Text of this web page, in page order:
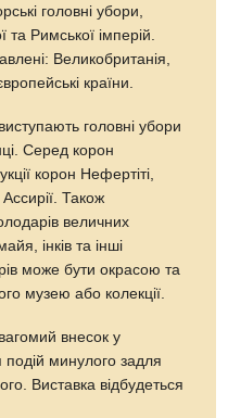
головні убори,
Римської імперій.
Великобританія,
країни.
головні убори
Серед корон
корон Нефертіті,
Також
величних
інків та інші
може бути окрасою та
музею або колекції.
внесок у
подій минулого задля
Виставка відбудеться